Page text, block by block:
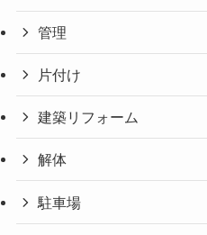
管理
片付け
建築リフォーム
解体
駐車場